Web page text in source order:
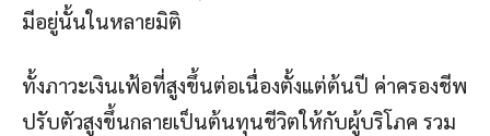
มีอยู่นั้นในหลายมิติ
ทั้งภาวะเงินเฟ้อที่สูงขึ้นต่อเนื่องตั้งแต่ต้นปี ค่าครองชีพ
ปรับตัวสูงขึ้นกลายเป็นต้นทุนชีวิตให้กับผู้บริโภค รวม